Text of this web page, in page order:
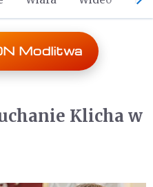
Modlitwa
Klicha w